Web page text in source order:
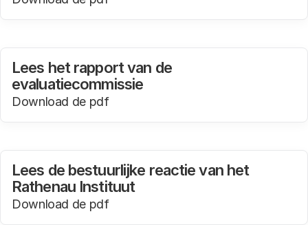
Lees het rapport van de
evaluatiecommissie
Download de pdfin een nieuw tabblad
Lees de bestuurlijke reactie van het
Rathenau Instituut
Download de pdfin een nieuw tabblad